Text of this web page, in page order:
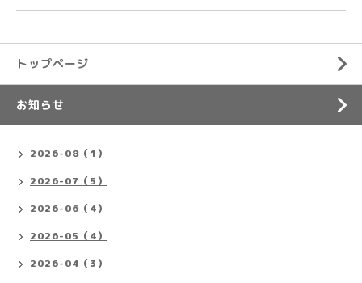
トップページ
お知らせ
2026-08（1）
2026-07（5）
2026-06（4）
2026-05（4）
2026-04（3）